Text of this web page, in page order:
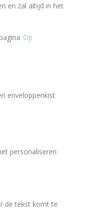
en zal altijd in het
‘Op
enveloppenkist
personaliseren
de tekst komt te